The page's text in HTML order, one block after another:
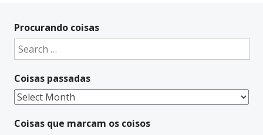
t
e
a
t
i
v
Procurando coisas
Search
for:
Coisas passadas
Coisas
Coisas que marcam os coisos